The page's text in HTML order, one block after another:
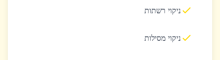
ניקוי רשתות
ניקוי מסילות